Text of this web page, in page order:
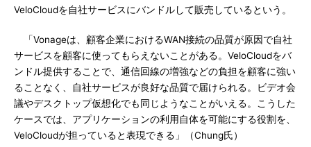
VeloCloudを自社サービスにバンドルして販売しているという。
「Vonageは、顧客企業におけるWAN接続の品質が原因で自社
サービスを顧客に使ってもらえないことがある。VeloCloudをバ
ンドル提供することで、通信回線の増強などの負担を顧客に強い
ることなく、自社サービスが良好な品質で届けられる。ビデオ会
議やデスクトップ仮想化でも同じようなことがいえる。こうした
ケースでは、アプリケーションの利用自体を可能にする役割を、
VeloCloudが担っていると表現できる」（Chung氏）